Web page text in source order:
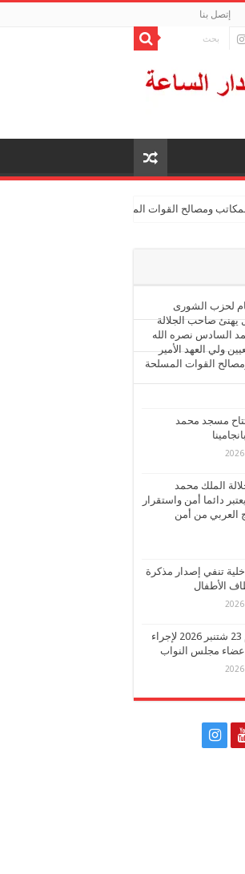
إتصل بنا
ومصالح القوات المسلحة الملكية
لحزب الشورى
يهنئ صاحب الجلالة
السادس نصره الله
ولي العهد الأمير
القوات المسلحة
مسجد محمد
الملك محمد
دائما أمن واستقرار
العربي من أمن
تنفي إصدار مذكرة
الأطفال
تحديد يوم 23 شتنبر 2026 لإجراء
أعضاء مجلس النواب